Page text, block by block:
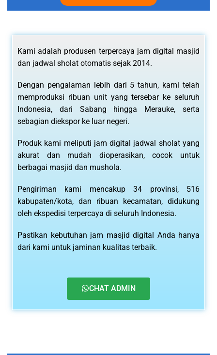
Kami adalah produsen terpercaya jam digital masjid
dan jadwal sholat otomatis sejak 2014.
Dengan pengalaman lebih dari 5 tahun, kami telah
memproduksi ribuan unit yang tersebar ke seluruh
Indonesia, dari Sabang hingga Merauke, serta
sebagian diekspor ke luar negeri.
Produk kami meliputi jam digital jadwal sholat yang
akurat dan mudah dioperasikan, cocok untuk
berbagai masjid dan mushola.
Pengiriman kami mencakup 34 provinsi, 516
kabupaten/kota, dan ribuan kecamatan, didukung
oleh ekspedisi terpercaya di seluruh Indonesia.
Pastikan kebutuhan jam masjid digital Anda hanya
dari kami untuk jaminan kualitas terbaik.
CHAT ADMIN